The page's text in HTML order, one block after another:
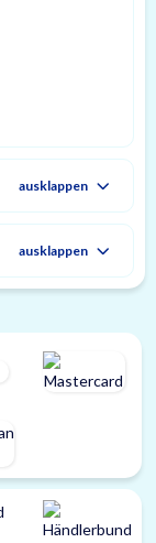
ausklappen
ausklappen